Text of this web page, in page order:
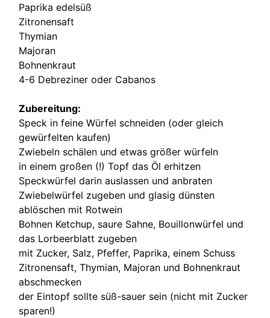
Paprika edelsüß
Zitronensaft
Thymian
Majoran
Bohnenkraut
4-6 Debreziner oder Cabanos
Zubereitung:
Speck in feine Würfel schneiden (oder gleich
gewürfelten kaufen)
Zwiebeln schälen und etwas größer würfeln
in einem großen (!) Topf das Öl erhitzen
Speckwürfel darin auslassen und anbraten
Zwiebelwürfel zugeben und glasig dünsten
ablöschen mit Rotwein
Bohnen Ketchup, saure Sahne, Bouillonwürfel und
das Lorbeerblatt zugeben
mit Zucker, Salz, Pfeffer, Paprika, einem Schuss
Zitronensaft, Thymian, Majoran und Bohnenkraut
abschmecken
der Eintopf sollte süß-sauer sein (nicht mit Zucker
sparen!)